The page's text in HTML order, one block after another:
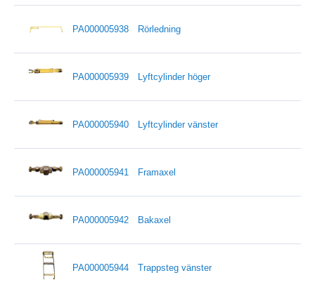
PA000005938 Rörledning
PA000005939 Lyftcylinder höger
PA000005940 Lyftcylinder vänster
PA000005941 Framaxel
PA000005942 Bakaxel
PA000005944 Trappsteg vänster